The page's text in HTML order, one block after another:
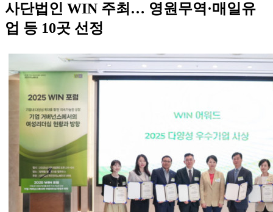
사단법인 WIN 주최… 영원무역·매일유
업 등 10곳 선정